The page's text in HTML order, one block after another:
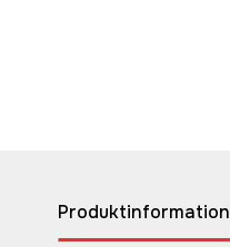
Produktinformation